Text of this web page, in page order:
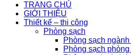
TRANG CHỦ
GIỚI THIỆU
Thiết kế – thi công
Phòng sạch
Phòng sạch
Phòng sạch